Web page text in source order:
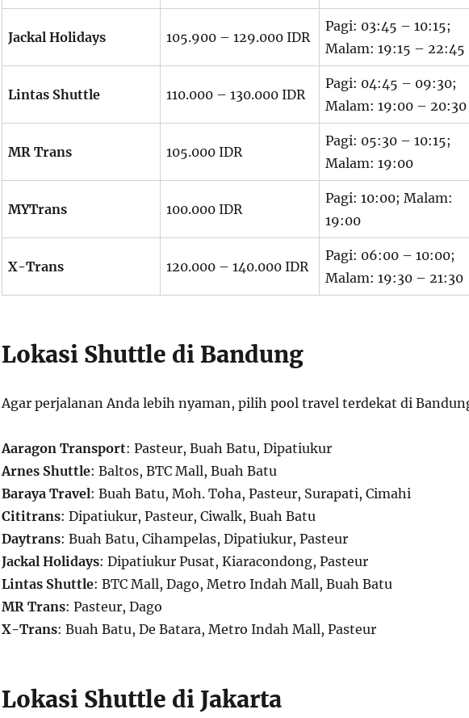
Jackal Holidays 105.900 – 129.000 IDR
Pagi: 03:45 – 10:15;
Malam: 19:15 – 22:45
Lintas Shuttle 110.000 – 130.000 IDR
Pagi: 04:45 – 09:30;
Malam: 19:00 – 20:30
MR Trans 105.000 IDR
Pagi: 05:30 – 10:15;
Malam: 19:00
MYTrans 100.000 IDR
Pagi: 10:00; Malam:
19:00
X-Trans 120.000 – 140.000 IDR
Pagi: 06:00 – 10:00;
Malam: 19:30 – 21:30
Lokasi Shuttle di Bandung
Agar perjalanan Anda lebih nyaman, pilih pool travel terdekat di
Aaragon Transport: Pasteur, Buah Batu, Dipatiukur
Arnes Shuttle: Baltos, BTC Mall, Buah Batu
Baraya Travel: Buah Batu, Moh. Toha, Pasteur, Surapati, Cimahi
Cititrans: Dipatiukur, Pasteur, Ciwalk, Buah Batu
Daytrans: Buah Batu, Cihampelas, Dipatiukur, Pasteur
Jackal Holidays: Dipatiukur Pusat, Kiaracondong, Pasteur
Lintas Shuttle: BTC Mall, Dago, Metro Indah Mall, Buah Batu
MR Trans: Pasteur, Dago
X-Trans: Buah Batu, De Batara, Metro Indah Mall, Pasteur
Lokasi Shuttle di Jakarta